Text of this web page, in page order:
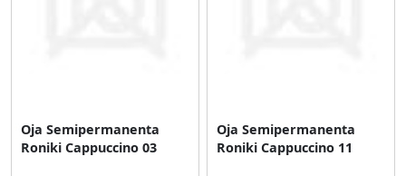
Oja Semipermanenta
Roniki Cappuccino 03
Oja Semipermanenta
Roniki Cappuccino 11